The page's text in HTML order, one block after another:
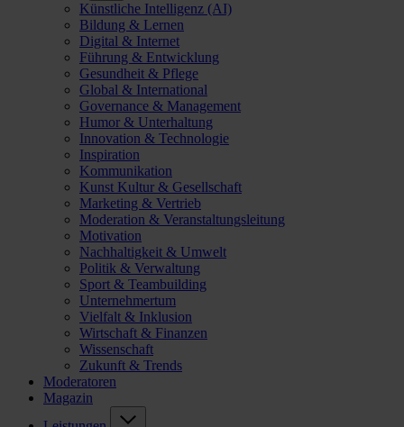
Künstliche Intelligenz (AI)
Bildung & Lernen
Digital & Internet
Führung & Entwicklung
Gesundheit & Pflege
Global & International
Governance & Management
Humor & Unterhaltung
Innovation & Technologie
Inspiration
Kommunikation
Kunst Kultur & Gesellschaft
Marketing & Vertrieb
Moderation & Veranstaltungsleitung
Motivation
Nachhaltigkeit & Umwelt
Politik & Verwaltung
Sport & Teambuilding
Unternehmertum
Vielfalt & Inklusion
Wirtschaft & Finanzen
Wissenschaft
Zukunft & Trends
Moderatoren
Magazin